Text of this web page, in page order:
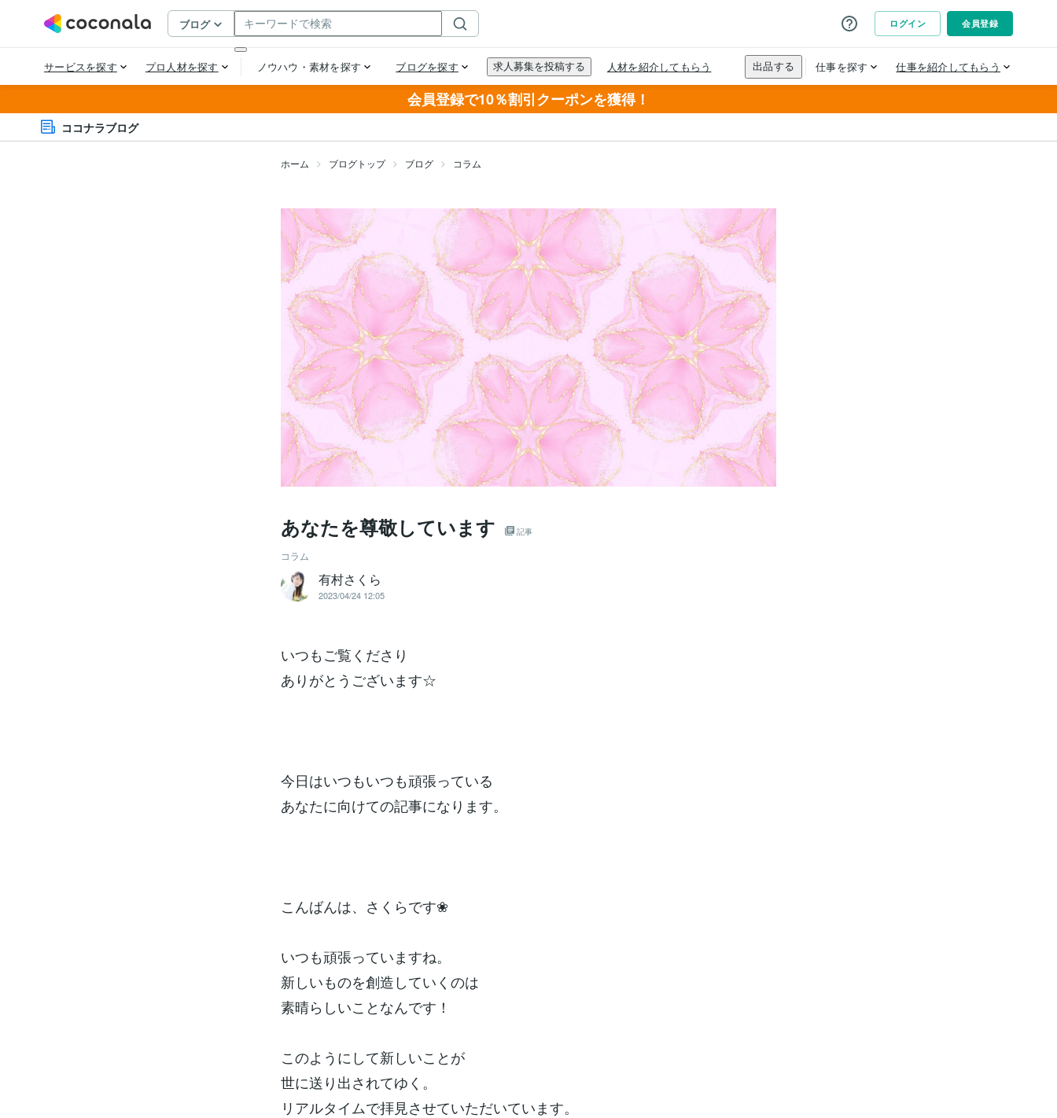
会員登録で10％割引クーポンを獲得！
ココナラブログ
ホーム ブログトップ ブログ コラム
あなたを尊敬しています 記事
コラム
有村さくら
2023/04/24 12:05
いつもご覧くださり
ありがとうございます☆
今日はいつもいつも頑張っている
あなたに向けての記事になります。
こんばんは、さくらです❀
いつも頑張っていますね。
新しいものを創造していくのは
素晴らしいことなんです！
このようにして新しいことが
世に送り出されてゆく。
リアルタイムで拝見させていただいています。